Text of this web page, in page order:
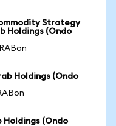
Strategy
Holdings (Ondo
Holdings (Ondo
Holdings (Ondo